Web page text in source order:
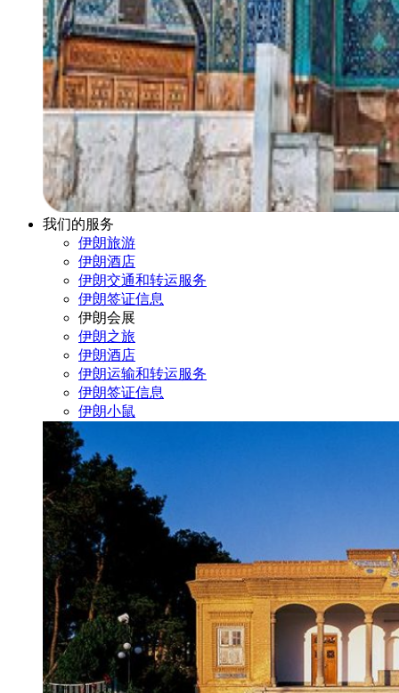
我们的服务
伊朗旅游
伊朗酒店
伊朗交通和转运服务
伊朗签证信息
伊朗会展
伊朗之旅
伊朗酒店
伊朗运输和转运服务
伊朗签证信息
伊朗小鼠